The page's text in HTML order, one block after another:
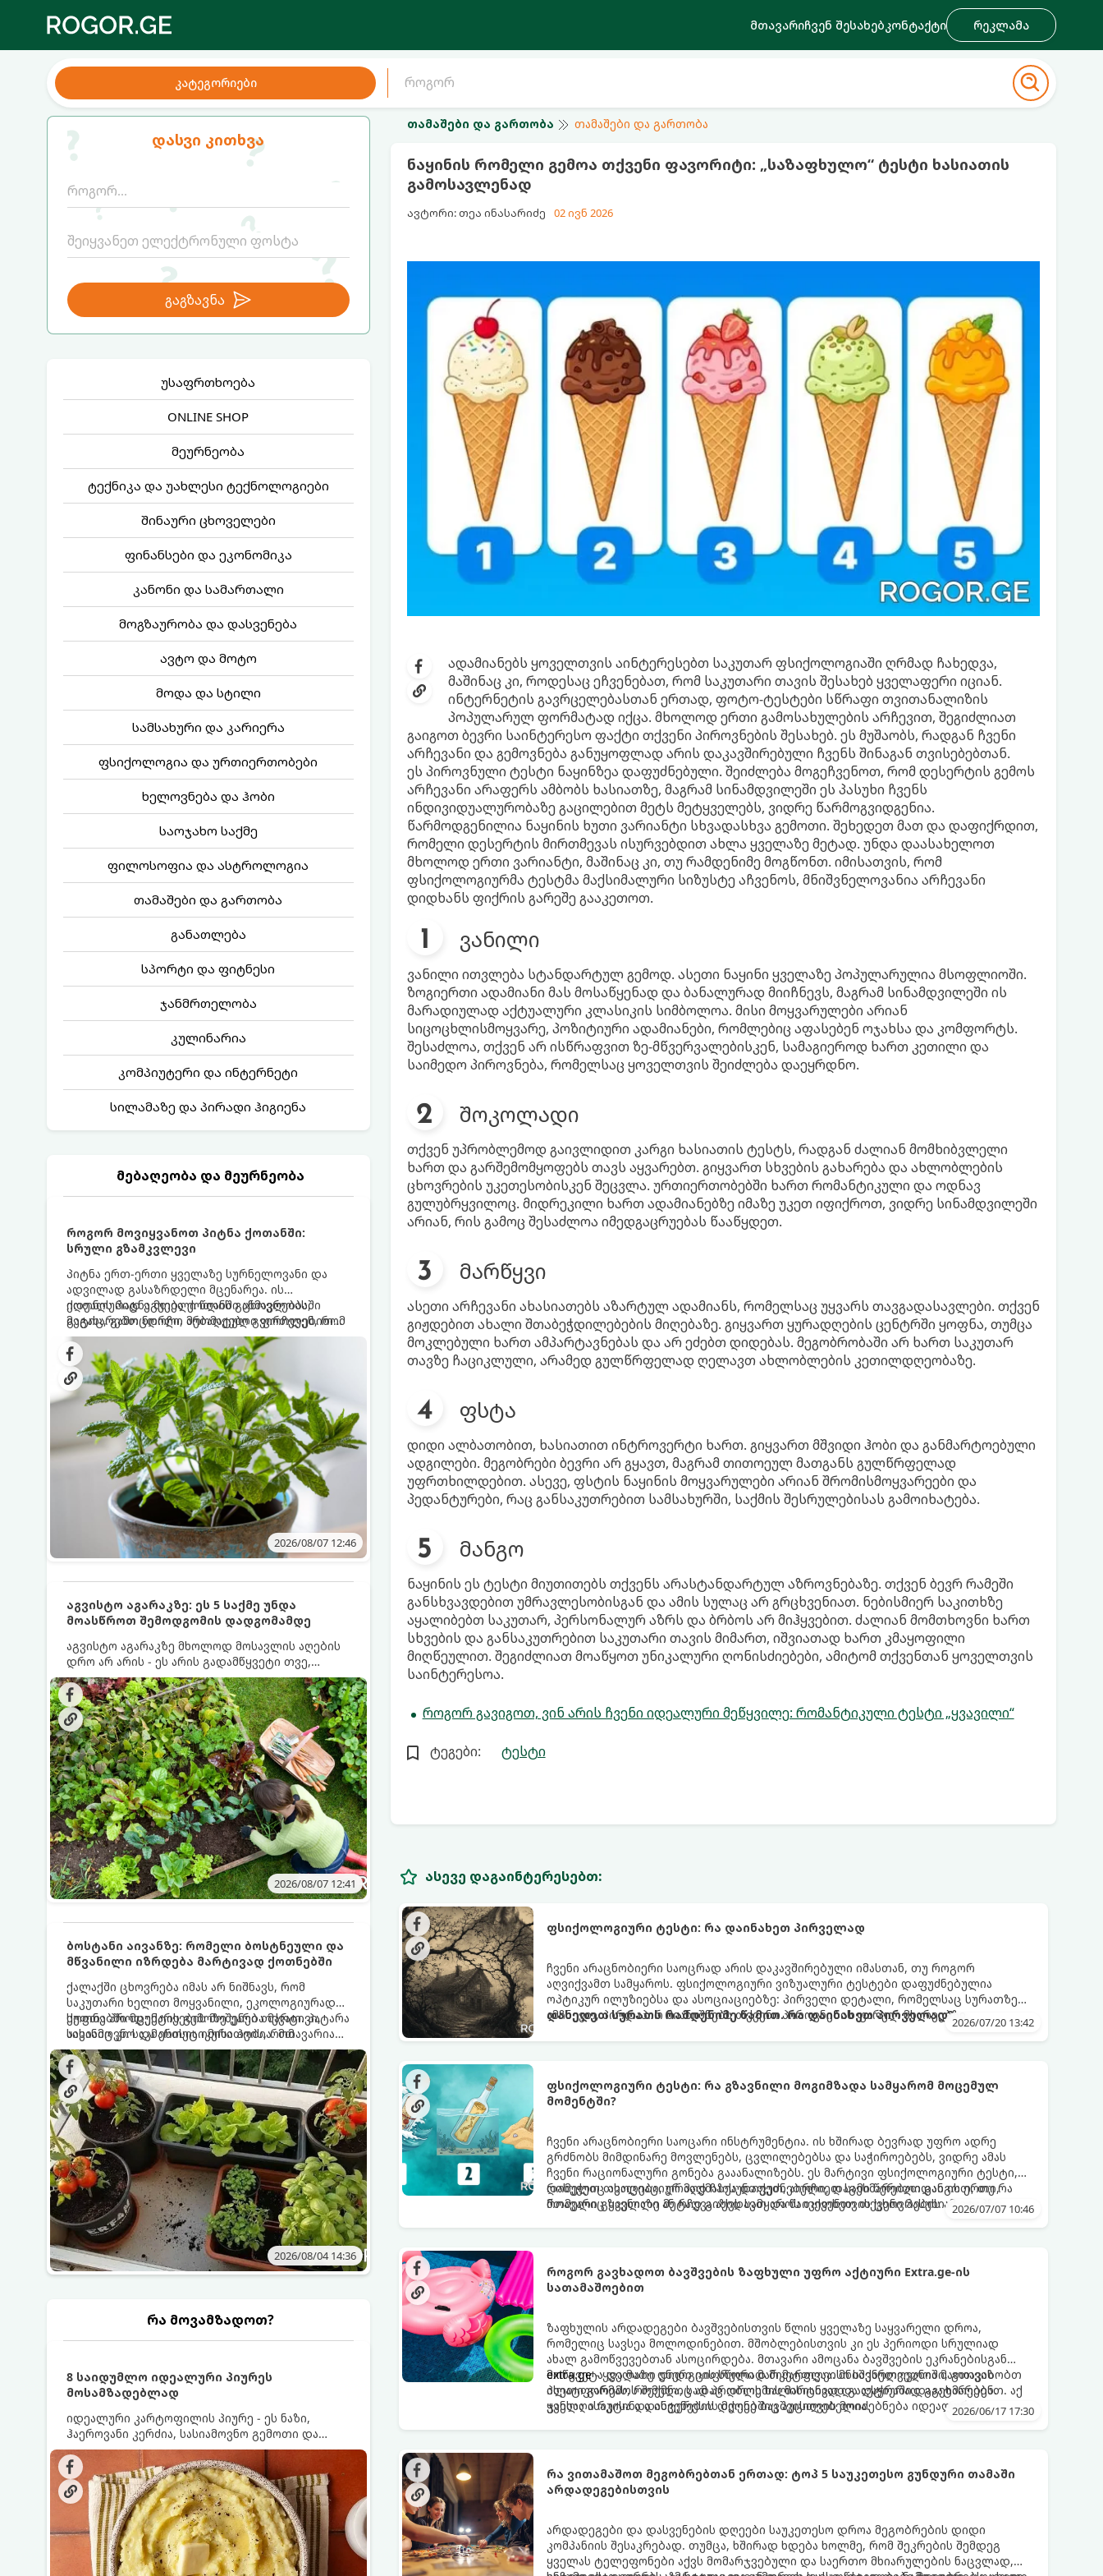
მთავარიჩვენ შესახებკონტაქტი რეკლამა
კატეგორიები
დასვი კითხვა
გაგზავნა
უსაფრთხოება
ONLINE SHOP
მეურნეობა
ტექნიკა და უახლესი ტექნოლოგიები
შინაური ცხოველები
ფინანსები და ეკონომიკა
კანონი და სამართალი
მოგზაურობა და დასვენება
ავტო და მოტო
მოდა და სტილი
სამსახური და კარიერა
ფსიქოლოგია და ურთიერთობები
ხელოვნება და ჰობი
საოჯახო საქმე
ფილოსოფია და ასტროლოგია
თამაშები და გართობა
განათლება
სპორტი და ფიტნესი
ჯანმრთელობა
კულინარია
კომპიუტერი და ინტერნეტი
სილამაზე და პირადი ჰიგიენა
მებაღეობა და მეურნეობა
როგორ მოვიყვანოთ პიტნა ქოთანში:
სრული გზამკვლევი
პიტნა ერთ-ერთი ყველაზე სურნელოვანი და
ადვილად გასაზრდელი მცენარეა. ის
იდეალურად ეგუება ქოთანში ცხოვრებას,
მეტიც, გამოცდილი მებაღეები გვირჩევენ, რომ
პიტნა მხოლოდ ქოთანში მოვიყვანოთ, რადგან
ღია გრუნტში (ბაღში) დარგვისას ის ფესვებით
ძალიან სწრაფად ვრცელდება და სხვა
მცენარეებს ავიწროებს.
ქოთნის პიტნა მთელი წლის განმავლობაში
გაგახარებთ ნორჩი, არომატული ფოთლებით
ჩაის, ლიმონათისა თუ კერძებისთვის.
2026/08/07 12:46
აგვისტო აგარაკზე: ეს 5 საქმე უნდა
მოასწროთ შემოდგომის დადგომამდე
აგვისტო აგარაკზე მხოლოდ მოსავლის აღების
დრო არ არის - ეს არის გადამწყვეტი თვე,
როდესაც საფუძველი ეყრება მომავალი წლის
მოსავალს და ბაღი მზადდება შემოდგომა-
ზამთრის სეზონისთვის. იმისათვის, რომ
ნიადაგმა ენერგია აღიდგინოს, ხოლო
მცენარეებმა ზამთარს გაუძლონ, აგვისტოს
ბოლომდე 5 მნიშვნელოვანი საქმის გაკეთება
უნდა მოასწროთ:
2026/08/07 12:41
ბოსტანი აივანზე: რომელი ბოსტნეული და
მწვანილი იზრდება მარტივად ქოთნებში
ქალაქში ცხოვრება იმას არ ნიშნავს, რომ
საკუთარი ხელით მოყვანილი, ეკოლოგიურად
სუფთა პროდუქტის გემოზე უარი თქვათ. პატარა
აივანიც კი საკმარისია იმისათვის, რომ
მოიწყოთ მინი-ბოსტანი, საიდანაც
ყოველდღიურად ახალ, არომატულ მწვანილსა
და ბოსტნეულს მოკრეფთ.
ქოთნებში მცენარეების მოშენება მარტივი,
სასიამოვნო და ესთეტიკური ჰობია. მთავარია
იცოდეთ, რომელი კულტურები ეგუებიან
ქოთნის პირობებს ყველაზე კარგად და როგორ
მოუაროთ მათ სწორად.
2026/08/04 14:36
რა მოვამზადოთ?
8 საიდუმლო იდეალური პიურეს
მოსამზადებლად
იდეალური კარტოფილის პიურე - ეს ნაზი,
ჰაეროვანი კერძია, სასიამოვნო გემოთი და
ნაღების-მოყვითალო ფერით. მისი მომზადება
ძალიან მარტივია, მაგრამ არსებობს რამდენიმე
საიდუმლო, რომლებიც უნდა იცოდეთ, რომ
პიურე იდეალურად გემრიელი გამოვიდეს.
თამაშები და გართობა თამაშები და გართობა
ნაყინის რომელი გემოა თქვენი ფავორიტი: „საზაფხულო“ ტესტი ხასიათის
გამოსავლენად
ავტორი: თეა ინასარიძე 02 ივნ 2026
ადამიანებს ყოველთვის აინტერესებთ საკუთარ ფსიქოლოგიაში ღრმად ჩახედვა,
მაშინაც კი, როდესაც ეჩვენებათ, რომ საკუთარი თავის შესახებ ყველაფერი იციან.
ინტერნეტის გავრცელებასთან ერთად, ფოტო-ტესტები სწრაფი თვითანალიზის
პოპულარულ ფორმატად იქცა. მხოლოდ ერთი გამოსახულების არჩევით, შეგიძლიათ
გაიგოთ ბევრი საინტერესო ფაქტი თქვენი პიროვნების შესახებ. ეს მუშაობს, რადგან ჩვენი
არჩევანი და გემოვნება განუყოფლად არის დაკავშირებული ჩვენს შინაგან თვისებებთან.
ეს პიროვნული ტესტი ნაყინზეა დაფუძნებული. შეიძლება მოგეჩვენოთ, რომ დესერტის გემოს
არჩევანი არაფერს ამბობს ხასიათზე, მაგრამ სინამდვილეში ეს პასუხი ჩვენს
ინდივიდუალურობაზე გაცილებით მეტს მეტყველებს, ვიდრე წარმოგვიდგენია.
წარმოდგენილია ნაყინის ხუთი ვარიანტი სხვადასხვა გემოთი. შეხედეთ მათ და დაფიქრდით,
რომელი დესერტის მირთმევას ისურვებდით ახლა ყველაზე მეტად. უნდა დაასახელოთ
მხოლოდ ერთი ვარიანტი, მაშინაც კი, თუ რამდენიმე მოგწონთ. იმისათვის, რომ
ფსიქოლოგიურმა ტესტმა მაქსიმალური სიზუსტე აჩვენოს, მნიშვნელოვანია არჩევანი
დიდხანს ფიქრის გარეშე გააკეთოთ.
ვანილი
ვანილი ითვლება სტანდარტულ გემოდ. ასეთი ნაყინი ყველაზე პოპულარულია მსოფლიოში.
ზოგიერთი ადამიანი მას მოსაწყენად და ბანალურად მიიჩნევს, მაგრამ სინამდვილეში ის
მარადიულად აქტუალური კლასიკის სიმბოლოა. მისი მოყვარულები არიან
სიცოცხლისმოყვარე, პოზიტიური ადამიანები, რომლებიც აფასებენ ოჯახსა და კომფორტს.
შესაძლოა, თქვენ არ ისწრაფვით ზე-მწვერვალებისკენ, სამაგიეროდ ხართ კეთილი და
საიმედო პიროვნება, რომელსაც ყოველთვის შეიძლება დაეყრდნო.
შოკოლადი
თქვენ უპრობლემოდ გაივლიდით კარგი ხასიათის ტესტს, რადგან ძალიან მომხიბვლელი
ხართ და გარშემომყოფებს თავს აყვარებთ. გიყვართ სხვების გახარება და ახლობლების
ცხოვრების უკეთესობისკენ შეცვლა. ურთიერთობებში ხართ რომანტიკული და ოდნავ
გულუბრყვილოც. მიდრეკილი ხართ ადამიანებზე იმაზე უკეთ იფიქროთ, ვიდრე სინამდვილეში
არიან, რის გამოც შესაძლოა იმედგაცრუებას წააწყდეთ.
მარწყვი
ასეთი არჩევანი ახასიათებს აზარტულ ადამიანს, რომელსაც უყვარს თავგადასავლები. თქვენ
გიჟდებით ახალი შთაბეჭდილებების მიღებაზე. გიყვართ ყურადღების ცენტრში ყოფნა, თუმცა
მოკლებული ხართ ამპარტავნებას და არ ეძებთ დიდებას. მეგობრობაში არ ხართ საკუთარ
თავზე ჩაციკლული, არამედ გულწრფელად ღელავთ ახლობლების კეთილდღეობაზე.
ფსტა
დიდი ალბათობით, ხასიათით ინტროვერტი ხართ. გიყვართ მშვიდი ჰობი და განმარტოებული
ადგილები. მეგობრები ბევრი არ გყავთ, მაგრამ თითოეულ მათგანს გულწრფელად
უფრთხილდებით. ასევე, ფსტის ნაყინის მოყვარულები არიან შრომისმოყვარეები და
პედანტურები, რაც განსაკუთრებით სამსახურში, საქმის შესრულებისას გამოიხატება.
მანგო
ნაყინის ეს ტესტი მიუთითებს თქვენს არასტანდარტულ აზროვნებაზე. თქვენ ბევრ რამეში
განსხვავდებით უმრავლესობისგან და ამის სულაც არ გრცხვენიათ. ნებისმიერ საკითხზე
აყალიბებთ საკუთარ, პერსონალურ აზრს და ბრბოს არ მიჰყვებით. ძალიან მომთხოვნი ხართ
სხვების და განსაკუთრებით საკუთარი თავის მიმართ, იშვიათად ხართ კმაყოფილი
მიღწეულით. შეგიძლიათ მოაწყოთ უნიკალური ღონისძიებები, ამიტომ თქვენთან ყოველთვის
საინტერესოა.
როგორ გავიგოთ, ვინ არის ჩვენი იდეალური მეწყვილე: რომანტიკული ტესტი „ყვავილი“
ტეგები: ტესტი
ასევე დაგაინტერესებთ:
ფსიქოლოგიური ტესტი: რა დაინახეთ პირველად
ჩვენი არაცნობიერი საოცრად არის დაკავშირებული იმასთან, თუ როგორ
აღვიქვამთ სამყაროს. ფსიქოლოგიური ვიზუალური ტესტები დაფუძნებულია
ოპტიკურ ილუზიებსა და ასოციაციებზე: პირველი დეტალი, რომელსაც სურათზე
ამჩნევთ, პირდაპირ მიანიშნებს თქვენი პიროვნების ფარულ მხარეებზე,
დახედეთ სურათს რამდენიმე წამით. რა დაინახეთ პირველად?2026/07/20 13:42
ფსიქოლოგიური ტესტი: რა გზავნილი მოგიმზადა სამყარომ მოცემულ
მომენტში?
ჩვენი არაცნობიერი საოცარი ინსტრუმენტია. ის ხშირად ბევრად უფრო ადრე
გრძნობს მიმდინარე მოვლენებს, ცვლილებებსა და საჭიროებებს, ვიდრე ამას
ჩვენი რაციონალური გონება გააანალიზებს. ეს მარტივი ფსიქოლოგიური ტესტი,
რომელიც ასოციაციურ აღქმაზეა დაფუძნებული, დაგეხმარებათ გაიგოთ, თუ რა
მთავარი გზავნილი ან რჩევა აქვს სამყაროს თქვენთვის ცხოვრების ამ ეტაპზე.
დახუჭეთ თვალები, ღრმად ჩაისუნთქეთ, აირჩიეთ სამი წერილიდან ის ერთი,
რომელიც ყველაზე მეტად გიზიდავთ და წაიკითხეთ თქვენი პასუხი. 2026/07/07 10:46
როგორ გავხადოთ ბავშვების ზაფხული უფრო აქტიური Extra.ge-ის
სათამაშოებით
ზაფხულის არდადეგები ბავშვებისთვის წლის ყველაზე საყვარელი დროა,
რომელიც სავსეა მოლოდინებით. მშობლებისთვის კი ეს პერიოდი სრულიად
ახალ გამოწვევებთან ასოცირდება. მთავარი ამოცანა ბავშვების ეკრანებისგან
მოწყვეტა და მათი ენერგიის სწორად მიმართვაა. მნიშვნელოვანია მათთვის
ისეთი გარემოს შექმნა, სადაც დროს ხალისიანად და აქტიურად გაატარებენ.
ჯანსაღი რუტინა დასვენების დღეებშიც აუცილებელია.
extra.ge- ყველაზე დიდი ციფრული მარკეტფლეისი საქართველოში, გთავაზობთ
პლატფორმას, რომელიც ამ პრობლემის მარტივად გადაჭრაში დაგეხმარებათ. აქ
ყველა ასაკისა და ინტერესის მქონე ბავშვისთვის მოიძებნება იდეალური2026/06/17 17:30
რა ვითამაშოთ მეგობრებთან ერთად: ტოპ 5 საუკეთესო გუნდური თამაში
არდადეგებისთვის
არდადეგები და დასვენების დღეები საუკეთესო დროა მეგობრების დიდი
კომპანიის შესაკრებად. თუმცა, ხშირად ხდება ხოლმე, რომ შეკრების შემდეგ
ყველას ტელეფონები აქვს მომარჯვებული და საერთო მხიარულების ნაცვლად,